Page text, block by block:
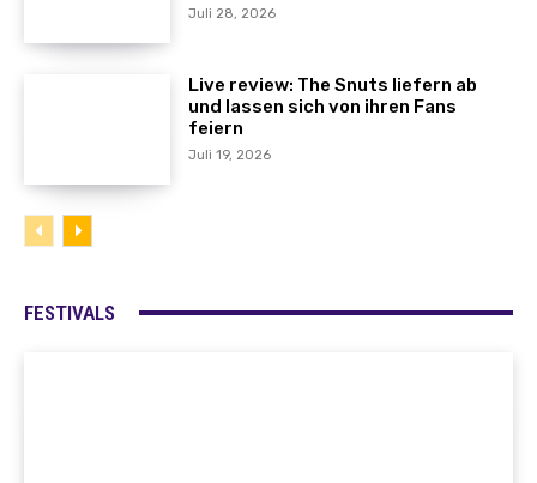
Juli 28, 2026
Live review: The Snuts liefern ab
und lassen sich von ihren Fans
feiern
Juli 19, 2026
FESTIVALS